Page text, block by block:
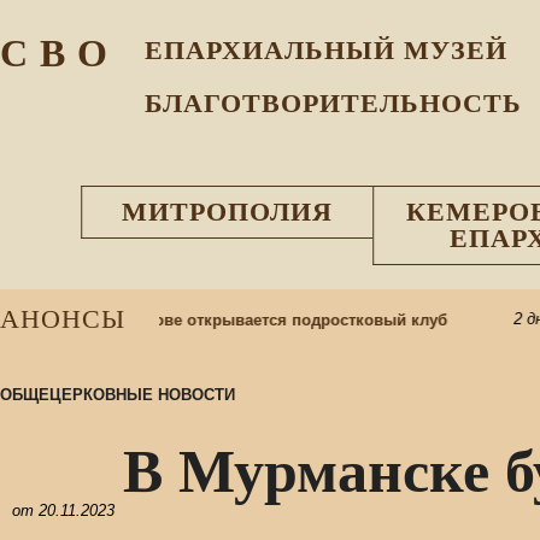
С В О
ЕПАРХИАЛЬНЫЙ МУЗEЙ
БЛАГОТВОРИТЕЛЬНОСТЬ
МИТРОПОЛИЯ
АНОНСЫ
в Кемерове открывается подростковый клуб 2 дня
ОБЩЕЦЕРКОВНЫЕ НОВОСТИ
В Мурманске
от 20.11.2023